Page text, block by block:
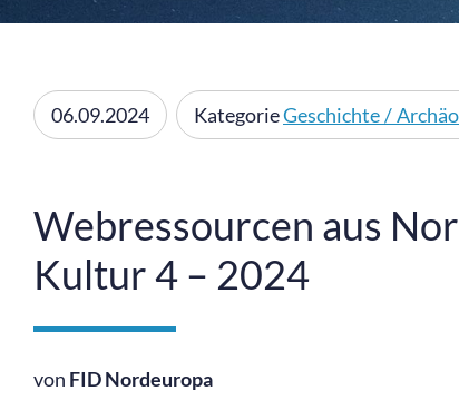
06.09.2024 KategorieGeschichte /
Webressourcen aus
Kultur 4 – 2024
von FID Nordeuropa